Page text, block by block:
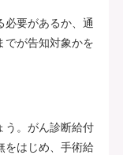
必要があるか、通
でが告知対象かを
う。がん診断給付
をはじめ、手術給